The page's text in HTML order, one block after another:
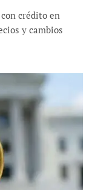
crédito en
y cambios